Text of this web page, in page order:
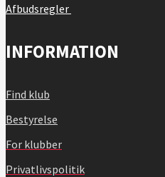
Afbudsregler
INFORMATION
Find klub
Bestyrelse
For klubber
Privatlivspolitik